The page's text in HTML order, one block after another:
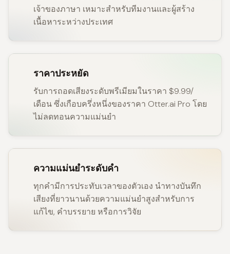
เจ้าของภาษา เหมาะสำหรับทีมงานและผู้สร้าง
เนื้อหาระหว่างประเทศ
ราคาประหยัด
รับการถอดเสียงระดับพรีเมียมในราคา $9.99/
เดือน ซึ่งเกือบครึ่งหนึ่งของราคา Otter.ai Pro โดย
ไม่ลดทอนความแม่นยำ
ความแม่นยำระดับคำ
ทุกคำมีการประทับเวลาของตัวเอง นำทางบันทึก
เสียงที่ยาวนานด้วยความแม่นยำสูงสำหรับการ
แก้ไข, คำบรรยาย หรือการวิจัย